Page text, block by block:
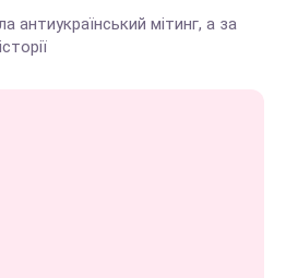
антиукраїнський мітинг, а за